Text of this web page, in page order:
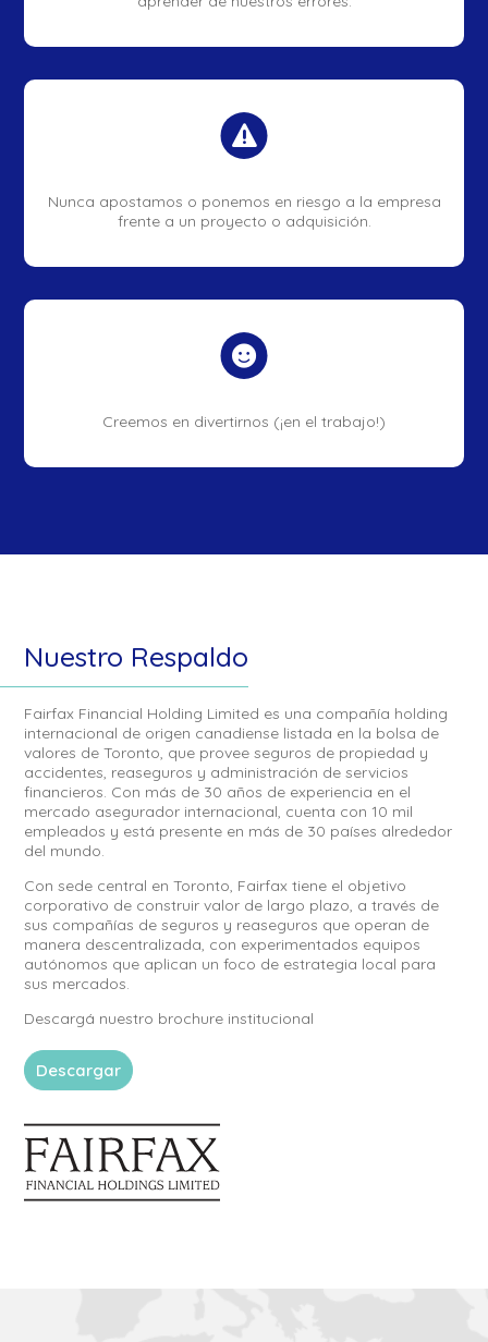

Nunca apostamos o ponemos en riesgo a la empresa
frente a un proyecto o adquisición.

Creemos en divertirnos (¡en el trabajo!)
Nuestro Respaldo
Fairfax Financial Holding Limited es una compañía holding
internacional de origen canadiense listada en la bolsa de
valores de Toronto, que provee seguros de propiedad y
accidentes, reaseguros y administración de servicios
financieros. Con más de 30 años de experiencia en el
mercado asegurador internacional, cuenta con 10 mil
empleados y está presente en más de 30 países alrededor
del mundo.
Con sede central en Toronto, Fairfax tiene el objetivo
corporativo de construir valor de largo plazo, a través de
sus compañías de seguros y reaseguros que operan de
manera descentralizada, con experimentados equipos
autónomos que aplican un foco de estrategia local para
sus mercados.
Descargá nuestro brochure institucional
Descargar